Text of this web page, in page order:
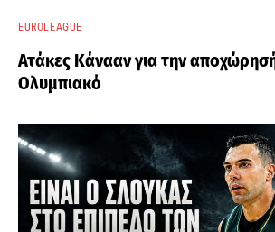
EUROLEAGUE
Ατάκες Κάνααν για την
Ολυμπιακό